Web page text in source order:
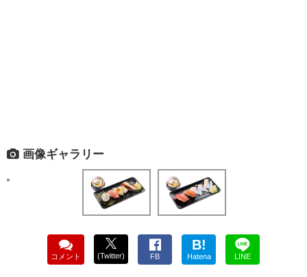
画像ギャラリー
コメント (Twitter) FB
B!
Hatena LINE